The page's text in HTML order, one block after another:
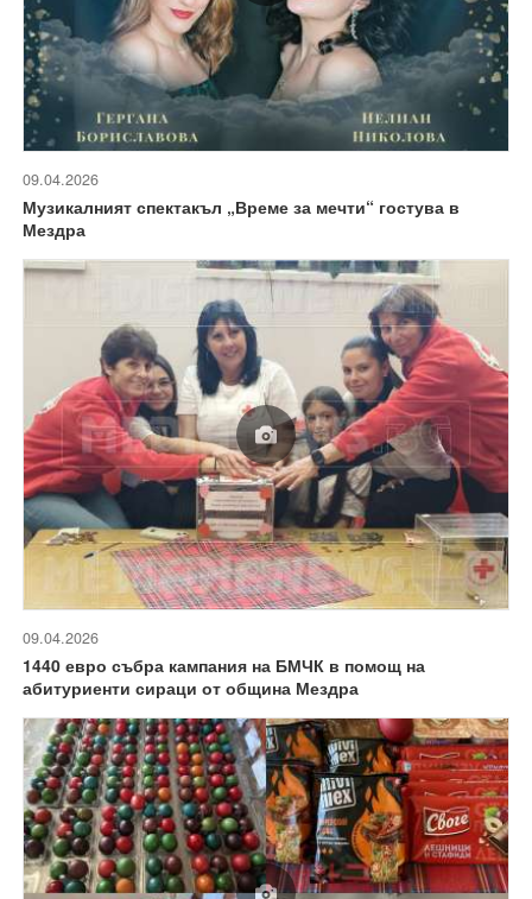
09.04.2026
Музикалният спектакъл „Време за мечти“ гостува в
Мездра
09.04.2026
1440 евро събра кампания на БМЧК в помощ на
абитуриенти сираци от община Мездра